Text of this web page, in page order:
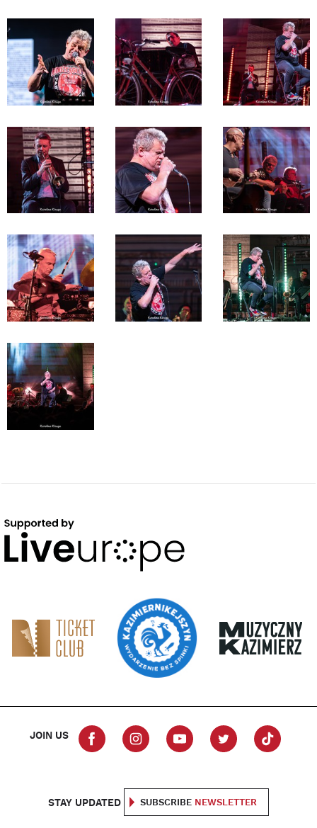
JOIN US
STAY UPDATED SUBSCRIBE NEWSLETTER